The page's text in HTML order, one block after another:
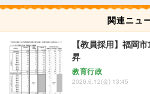
関連ニュ
【教員採用】福岡
昇
教育行政
2026.6.12(金) 13:45